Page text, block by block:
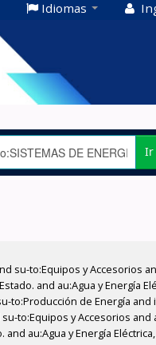
Idiomas
Ir
su-to:Equipos y Accesorios
and au:Agua y Energía
to:Producción de Energía and
to:Equipos y Accesorios and
au:Agua y Energía